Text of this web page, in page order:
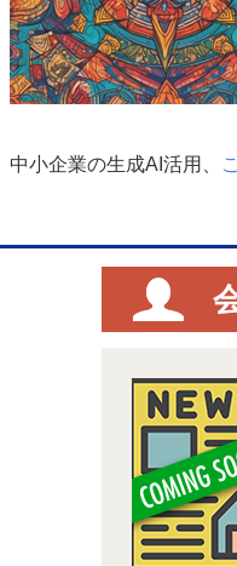
中小企業の生成AI活用、